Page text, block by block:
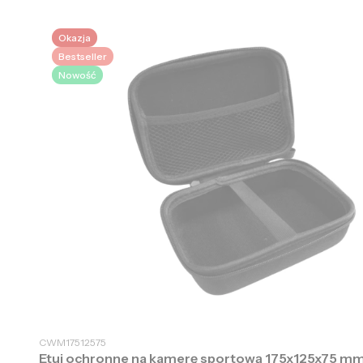
Okazja
Bestseller
Nowość
CWM17512575
Etui ochronne na kamerę sportową 175x125x75